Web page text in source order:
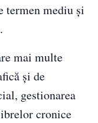
mediu şi
mai multe
şi de
gestionarea
cronice